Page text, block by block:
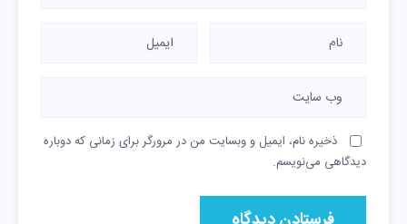
ذخیره نام، ایمیل و وبسایت من در مرورگر برای زمانی که دوباره
دیدگاهی می‌نویسم.